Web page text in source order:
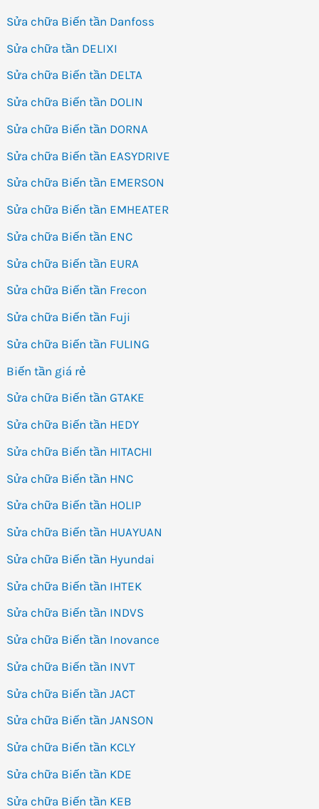
Sửa chữa Biến tần Danfoss
Sửa chữa tần DELIXI
Sửa chữa Biến tần DELTA
Sửa chữa Biến tần DOLIN
Sửa chữa Biến tần DORNA
Sửa chữa Biến tần EASYDRIVE
Sửa chữa Biến tần EMERSON
Sửa chữa Biến tần EMHEATER
Sửa chữa Biến tần ENC
Sửa chữa Biến tần EURA
Sửa chữa Biến tần Frecon
Sửa chữa Biến tần Fuji
Sửa chữa Biến tần FULING
Biến tần giá rẻ
Sửa chữa Biến tần GTAKE
Sửa chữa Biến tần HEDY
Sửa chữa Biến tần HITACHI
Sửa chữa Biến tần HNC
Sửa chữa Biến tần HOLIP
Sửa chữa Biến tần HUAYUAN
Sửa chữa Biến tần Hyundai
Sửa chữa Biến tần IHTEK
Sửa chữa Biến tần INDVS
Sửa chữa Biến tần Inovance
Sửa chữa Biến tần INVT
Sửa chữa Biến tần JACT
Sửa chữa Biến tần JANSON
Sửa chữa Biến tần KCLY
Sửa chữa Biến tần KDE
Sửa chữa Biến tần KEB